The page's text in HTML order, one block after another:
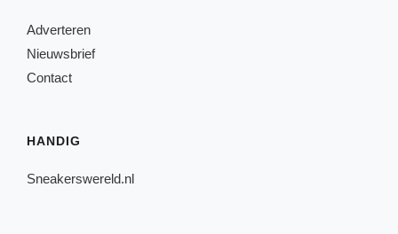
Adverteren
Nieuwsbrief
Contact
HANDIG
Sneakerswereld.nl